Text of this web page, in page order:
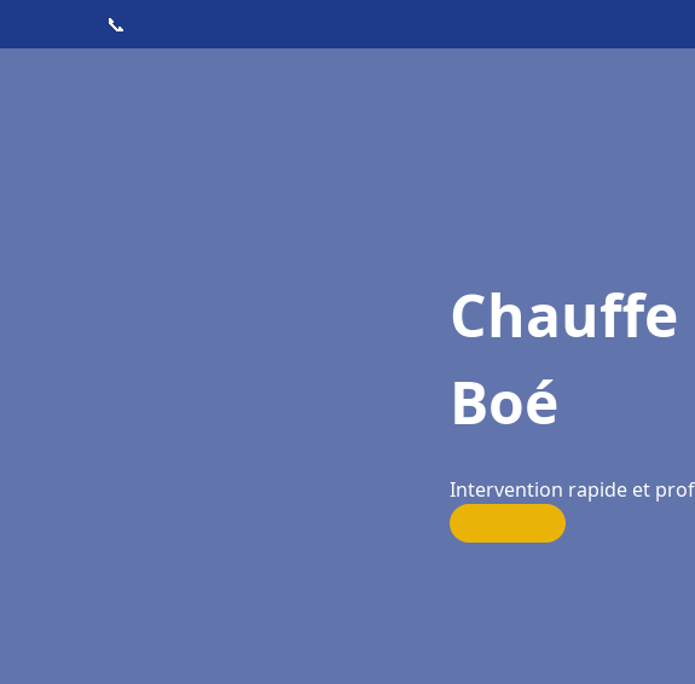
📞
Boé
Intervention rapide et